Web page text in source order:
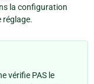
la configuration
réglage.
vérifie PAS le